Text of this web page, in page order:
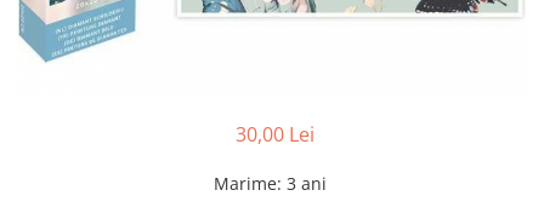
30,00 Lei
Marime: 3 ani